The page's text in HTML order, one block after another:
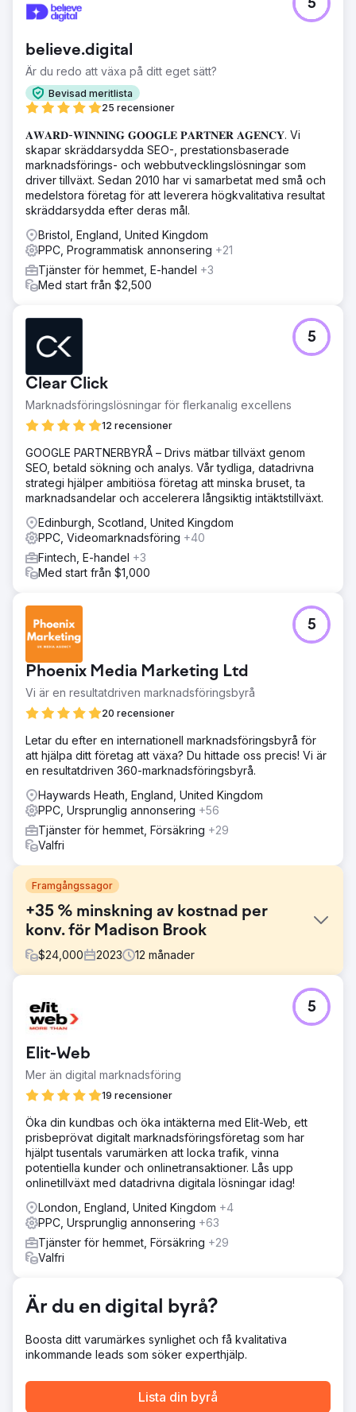
believe.digital
Är du redo att växa på ditt eget sätt?
Bevisad meritlista
25 recensioner
5
𝐀𝐖𝐀𝐑𝐃-𝐖𝐈𝐍𝐍𝐈𝐍𝐆 𝐆𝐎𝐎𝐆𝐋𝐄 𝐏𝐀𝐑𝐓𝐍𝐄𝐑 𝐀𝐆𝐄𝐍𝐂𝐘. Vi
skapar skräddarsydda SEO-, prestationsbaserade
marknadsförings- och webbutvecklingslösningar som
driver tillväxt. Sedan 2010 har vi samarbetat med små och
medelstora företag för att leverera högkvalitativa resultat
skräddarsydda efter deras mål.
Bristol, England, United Kingdom
PPC, Programmatisk annonsering +21
Tjänster för hemmet, E-handel +3
Med start från $2,500
Clear Click
Marknadsföringslösningar för flerkanalig excellens
12 recensioner
5
GOOGLE PARTNERBYRÅ – Drivs mätbar tillväxt genom
SEO, betald sökning och analys. Vår tydliga, datadrivna
strategi hjälper ambitiösa företag att minska bruset, ta
marknadsandelar och accelerera långsiktig intäktstillväxt.
Edinburgh, Scotland, United Kingdom
PPC, Videomarknadsföring +40
Fintech, E-handel +3
Med start från $1,000
Phoenix Media Marketing Ltd
Vi är en resultatdriven marknadsföringsbyrå
20 recensioner
5
Letar du efter en internationell marknadsföringsbyrå för
att hjälpa ditt företag att växa? Du hittade oss precis! Vi är
en resultatdriven 360-marknadsföringsbyrå.
Haywards Heath, England, United Kingdom
PPC, Ursprunglig annonsering +56
Tjänster för hemmet, Försäkring +29
Valfri
Framgångssagor
+35 % minskning av kostnad per
konv. för Madison Brook
$24,000 2023 12 månader
Madison Brook International stod inför höga
kundanskaffningskostnader (CAC) och inkonsekvent
var att öka synligheten, generera potentiella kunder och
minska CAC.
Lösning
CPC och förbättring av annonsrankningen, vilket
minskade förlorad visningsandel (mer trafik, mindre
kostnad). Vi förfinade sökord och bud, optimerade
annonser och justerade målgruppsinriktning för
konverteringar av högre kvalitet, med kontinuerliga A/B-
tester för ständiga förbättringar.
Resultat
Vår strategi ledde till +45 % ökning av klickfrekvensen
(CTR), +35 % minskning av kostnaden per konvertering
minskade deras totala marknadsföringsutgifter.
Gå till byråsida
Elit-Web
Mer än digital marknadsföring
19 recensioner
5
Öka din kundbas och öka intäkterna med Elit-Web, ett
prisbeprövat digitalt marknadsföringsföretag som har
hjälpt tusentals varumärken att locka trafik, vinna
potentiella kunder och onlinetransaktioner. Lås upp
onlinetillväxt med datadrivna digitala lösningar idag!
London, England, United Kingdom +4
PPC, Ursprunglig annonsering +63
Tjänster för hemmet, Försäkring +29
Valfri
Är du en digital byrå?
Boosta ditt varumärkes synlighet och få kvalitativa
inkommande leads som söker experthjälp.
Lista din byrå